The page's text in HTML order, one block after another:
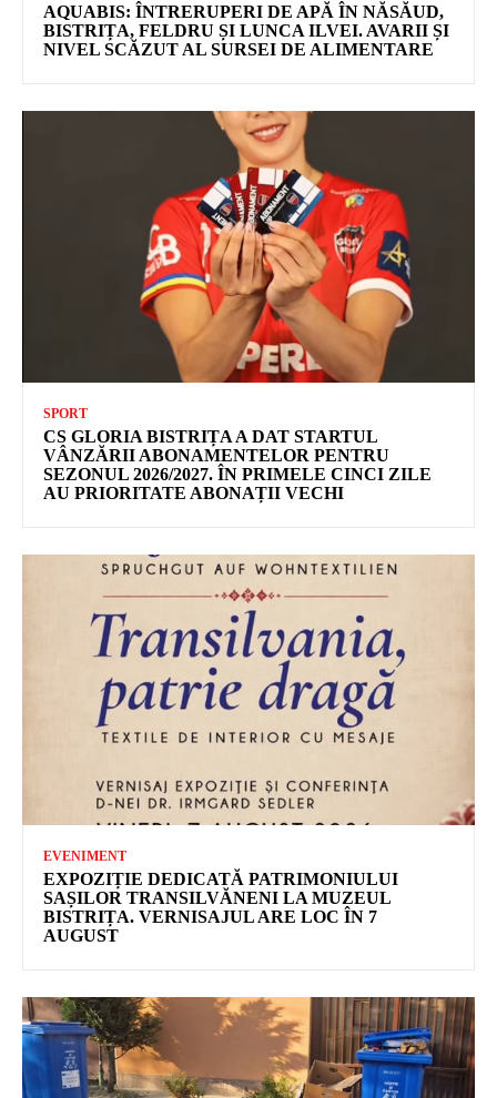
AQUABIS: ÎNTRERUPERI DE APĂ ÎN NĂSĂUD,
BISTRIȚA, FELDRU ȘI LUNCA ILVEI. AVARII ȘI
NIVEL SCĂZUT AL SURSEI DE ALIMENTARE
SPORT
CS GLORIA BISTRIȚA A DAT STARTUL
VÂNZĂRII ABONAMENTELOR PENTRU
SEZONUL 2026/2027. ÎN PRIMELE CINCI ZILE
AU PRIORITATE ABONAȚII VECHI
EVENIMENT
EXPOZIȚIE DEDICATĂ PATRIMONIULUI
SAȘILOR TRANSILVĂNENI LA MUZEUL
BISTRIȚA. VERNISAJUL ARE LOC ÎN 7
AUGUST